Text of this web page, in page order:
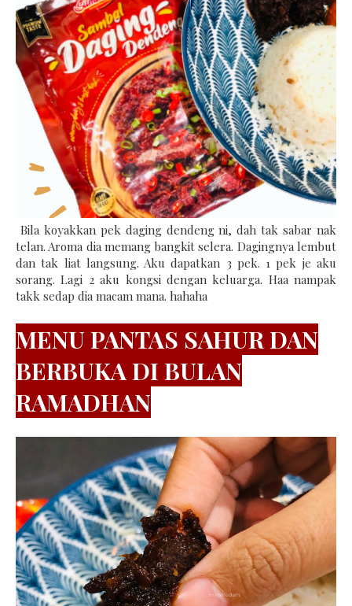
Bila koyakkan pek daging dendeng ni, dah tak sabar nak
telan. Aroma dia memang bangkit selera. Dagingnya lembut
dan tak liat langsung. Aku dapatkan 3 pek. 1 pek je aku
sorang. Lagi 2 aku kongsi dengan keluarga. Haa nampak
takk sedap dia macam mana. hahaha
MENU PANTAS SAHUR DAN
BERBUKA DI BULAN
RAMADHAN